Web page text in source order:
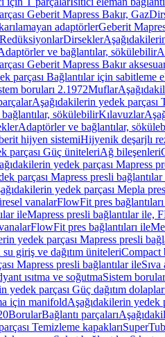
Geberit Mapress Bakır, Gaz
adaptörlerGeberit
Dirsekler
ve bağlantılar, sökülebilir
Geberit Mapress Bakır
parçası Bağlantılar için sabitleme
boruları 2.1972Muflar
Aşağıdakilerin yedek parçası
sökülebilirKılavuzlar
Adaptörler ve bağlantılar,
hijyen sistemiHijyenik deşarjlı
parçası Güç üniteleriAğ bileşenleri
yedek parçası Mapress
parçası Mapress presli
yedek parçası Mepla
vanalarFlowFit pres
ileMapress presli bağlantılar ile,
FlowFit pres bağlantıları ile
yedek parçası Mapress presli
giriş ve dağıtım üniteleriCompact
Mapress presli bağlantılar ileSıva
ısıtma ve soğutmaSistem
yedek parçası Güç dağıtım
için manifoldAşağıdakilerin yedek
BorularBağlantı parçaları
Temizleme kapakları